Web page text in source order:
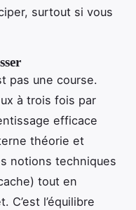
surtout si vous
pas une course.
à trois fois par
efficace
théorie et
notions techniques
tout en
C’est l’équilibre